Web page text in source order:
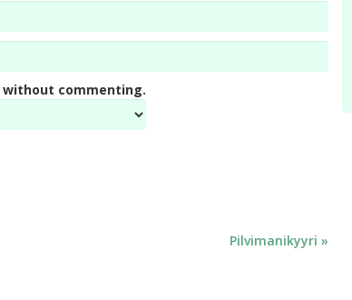
without commenting.
Pilvimanikyyri »